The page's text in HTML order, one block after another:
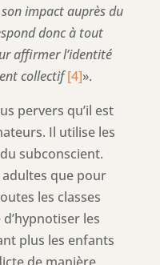
impact auprès du
donc à tout
affirmer l’identité
collectif [4]».
pervers qu’il est
Il utilise les
subconscient.
adultes que pour
les classes
les
plus les enfants
de manière